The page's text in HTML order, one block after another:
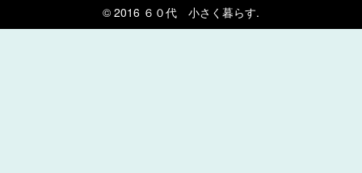
© 2016 ６０代 小さく暮らす.